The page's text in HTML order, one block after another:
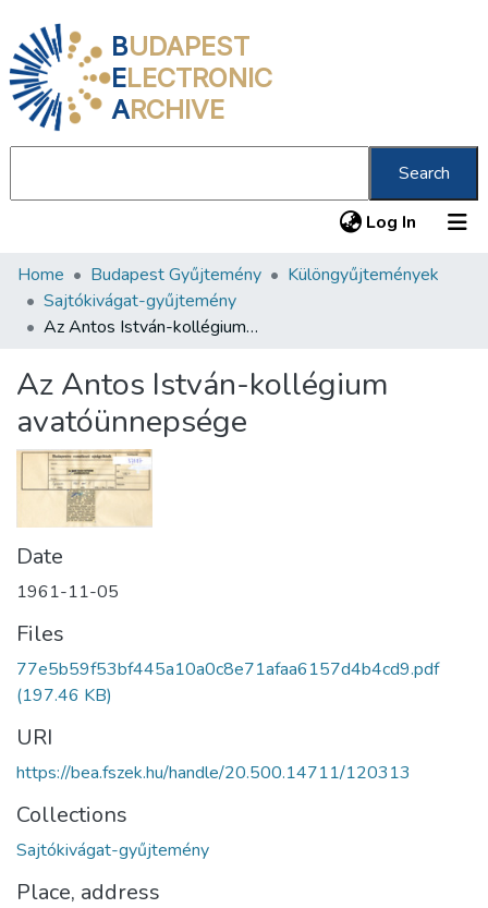
BUDAPEST
ELECTRONIC
ARCHIVE
Search
Log In (current)
Communities & Collections
All of DSpace
About us
Home Budapest Gyűjtemény
Különgyűjtemények
Sajtókivágat-gyűjtemény
Az Antos István-kollégium avatóünnepsége
Az Antos István-kollégium
avatóünnepsége
Date
1961-11-05
Files
77e5b59f53bf445a10a0c8e71afaa6157d4b4cd9.pdf
(197.46 KB)
URI
https://bea.fszek.hu/handle/20.500.14711/120313
Collections
Sajtókivágat-gyűjtemény
Place, address